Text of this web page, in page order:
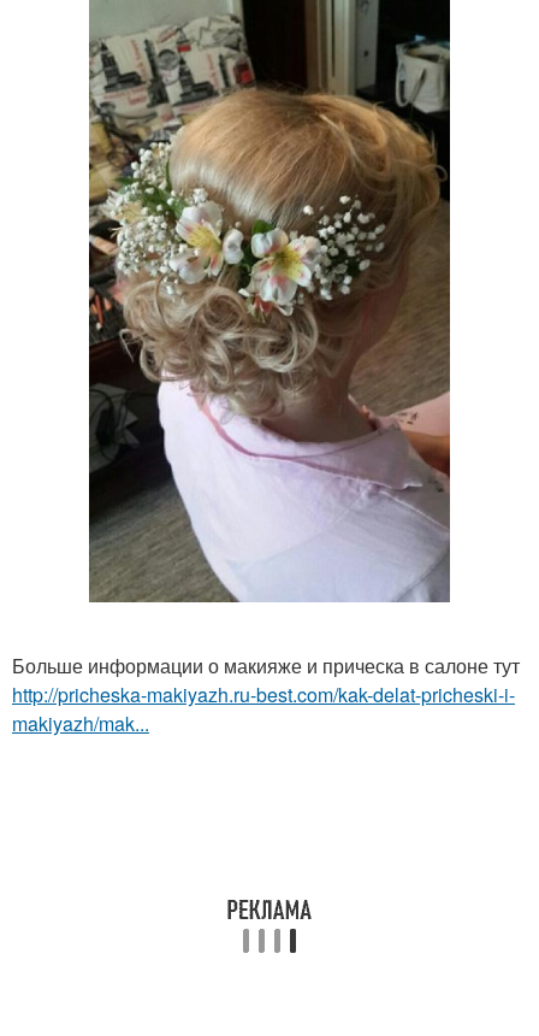
Больше информации о макияже и прическа в салоне тут
http://pricheska-makiyazh.ru-best.com/kak-delat-pricheski-i-
makiyazh/mak...